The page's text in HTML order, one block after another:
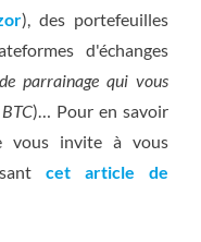
), des portefeuilles
d'échanges
parrainage qui vous
)… Pour en savoir
vous invite à vous
cet article de